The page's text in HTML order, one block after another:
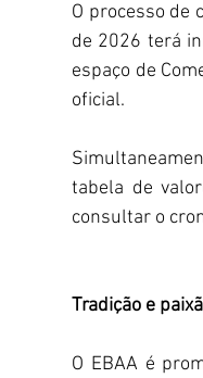
O processo de
de 2026 terá
espaço de
oficial.
tabela de
consultar o
Tradição e
O EBAA é